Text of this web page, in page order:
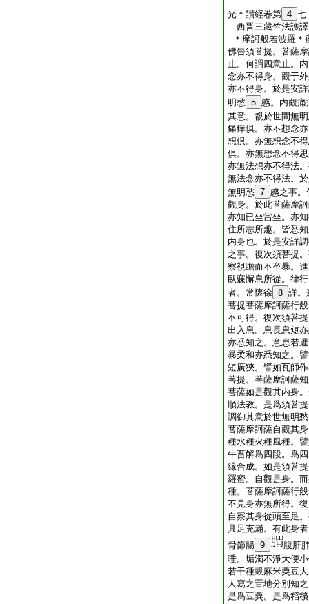
光＊讃經卷第 4 七
西晋三藏竺法護
＊摩訶般若波羅＊
佛告須菩提。菩薩
止。何謂四意止。
念亦不得身。觀于
亦不得身。於是安
明愁 5 慼。内觀痛
其意。覩於世間無
痛痒倶。亦不想念
想倶。亦無想念不
倶。亦無想念不得
亦無法想亦不得法
無法念亦不得法。
無明愁 7 慼之事。
觀身。於此菩薩摩
亦知已坐當坐。亦
住所志所趣。皆悉
内身也。於是安詳
之事。復次須菩提
察視瞻而不卒暴。
臥寐懈息所從。律
者。常懷徐 8 詳。
菩提菩薩摩訶薩行
不可得。復次須菩
出入息。息長息短
亦悉知之。意息若
暴柔和亦悉知之。
短廣狹。譬如瓦師
菩提。菩薩摩訶薩
菩薩如是觀其内身
順法教。是爲須菩
調御其意於世無明
菩薩摩訶薩自觀其
種水種火種風種。
牛畜解爲四段。爲
縁合成。如是須菩
羅蜜。自觀是身。
種。菩薩摩訶薩行
不見身亦無所得。
自察其身從頭至足
具足充滿。有此身
骨節腸 9
腹肝
唾。垢濁不淨大便
若干種穀麻米粟豆
人寫之置地分別知
是爲豆粟。是爲稻